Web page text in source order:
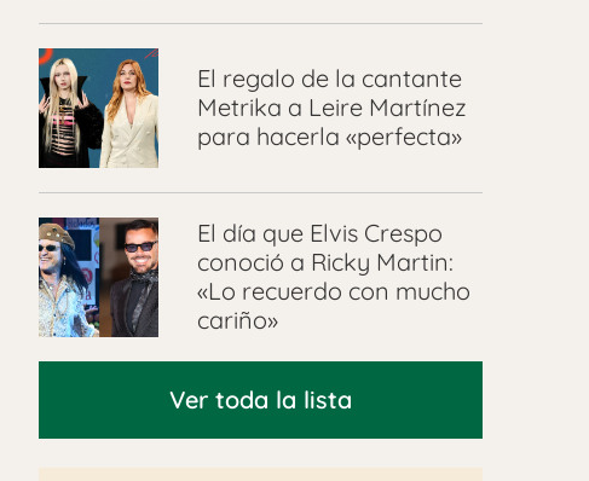
El regalo de la cantante
Metrika a Leire Martínez
para hacerla «perfecta»
El día que Elvis Crespo
conoció a Ricky Martin:
«Lo recuerdo con mucho
cariño»
Ver toda la lista